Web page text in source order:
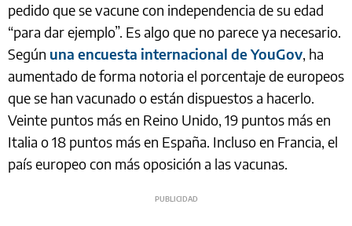
pedido que se vacune con independencia de su edad
“para dar ejemplo”. Es algo que no parece ya necesario.
Según una encuesta internacional de YouGov, ha
aumentado de forma notoria el porcentaje de europeos
que se han vacunado o están dispuestos a hacerlo.
Veinte puntos más en Reino Unido, 19 puntos más en
Italia o 18 puntos más en España. Incluso en Francia, el
país europeo con más oposición a las vacunas.